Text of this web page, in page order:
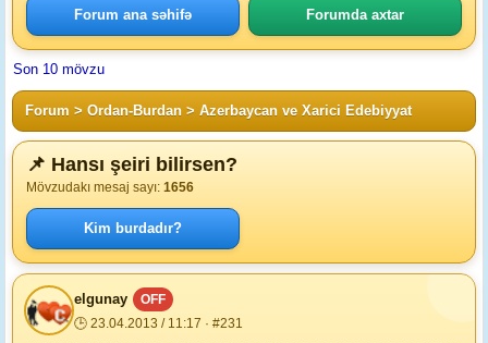
Forum ana səhifə Forumda axtar
Son 10 mövzu
Forum > Ordan-Burdan > Azerbaycan ve Xarici Edebiyyat
📌 Hansı şeiri bilirsen?
Mövzudakı mesaj sayı: 1656
Kim burdadır?
elgunay
OFF
🕒 23.04.2013 / 11:17 · #231